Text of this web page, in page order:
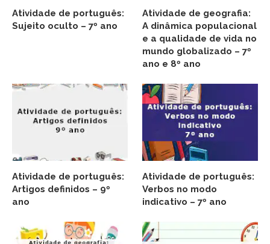
Atividade de português:
Sujeito oculto – 7º ano
Atividade de geografia:
A dinâmica populacional
e a qualidade de vida no
mundo globalizado – 7º
ano e 8º ano
Atividade de português:
Artigos definidos – 9º
ano
Atividade de português:
Verbos no modo
indicativo – 7º ano